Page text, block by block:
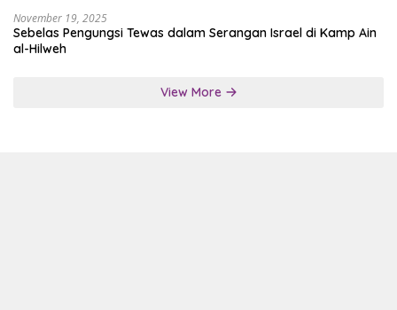
November 19, 2025
Sebelas Pengungsi Tewas dalam Serangan Israel di Kamp Ain
al-Hilweh
View More